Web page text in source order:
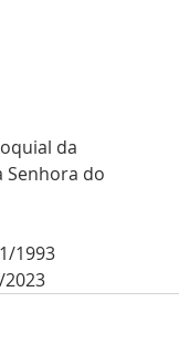
da
Senhora do
1993